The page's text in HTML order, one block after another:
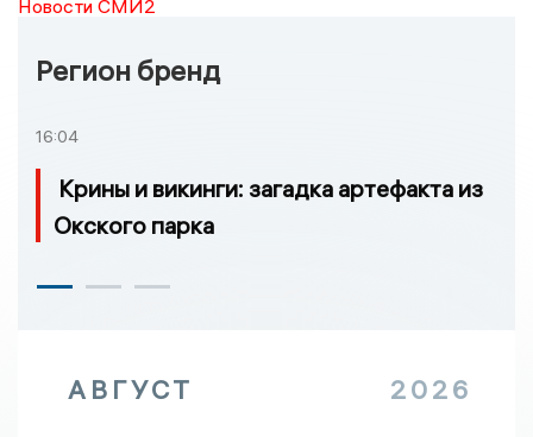
Новости СМИ2
Регион бренд
16:04
Крины и викинги: загадка артефакта из
Окского парка
АВГУСТ 2026